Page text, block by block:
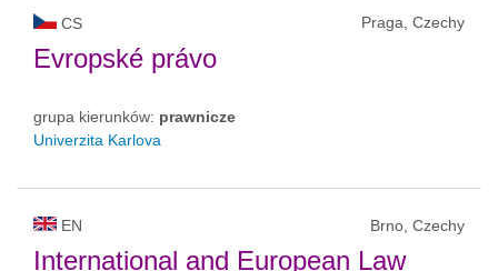
CS Praga, Czechy
Evropské právo
grupa kierunków: prawnicze
Univerzita Karlova
EN Brno, Czechy
International and European Law